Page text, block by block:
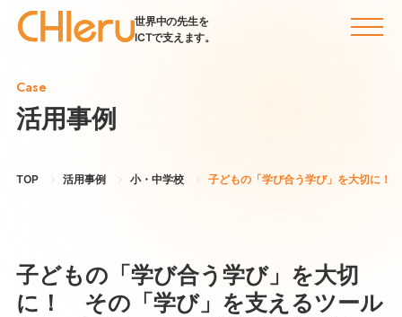
世界中の先生を
ICTで支えます。
Case
活用事例
TOP 活用事例 小・中学校 子どもの「学び合う学び」を大切に！
子どもの「学び合う学び」を大切
に！ その「学び」を支えるツール